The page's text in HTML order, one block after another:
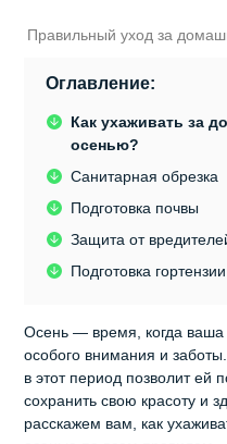
Правильный уход за
Оглавление:
Как ухаживать за
осенью?
Санитарная обрезка
Подготовка почвы
Защита от
Подготовка
Осень — время, когда ваша
особого внимания и
в этот период позволит ей
сохранить свою красоту и
расскажем вам, как